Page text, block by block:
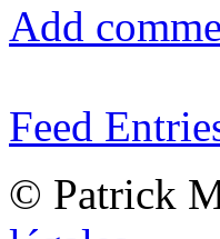
Add
Feed
© Patrick